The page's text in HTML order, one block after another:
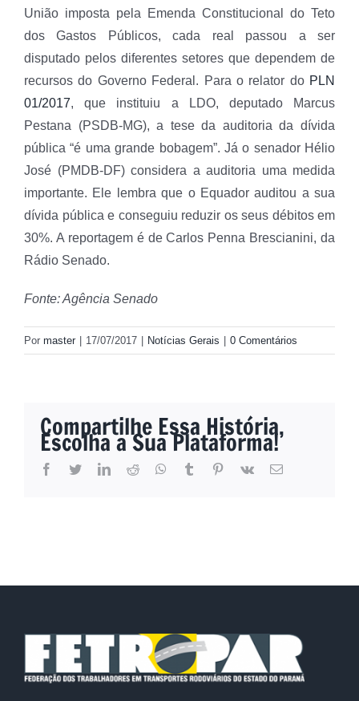
União imposta pela Emenda Constitucional do Teto
dos Gastos Públicos, cada real passou a ser
disputado pelos diferentes setores que dependem de
recursos do Governo Federal. Para o relator do PLN
01/2017, que instituiu a LDO, deputado Marcus
Pestana (PSDB-MG), a tese da auditoria da dívida
pública “é uma grande bobagem”. Já o senador Hélio
José (PMDB-DF) considera a auditoria uma medida
importante. Ele lembra que o Equador auditou a sua
dívida pública e conseguiu reduzir os seus débitos em
30%. A reportagem é de Carlos Penna Brescianini, da
Rádio Senado.
Fonte: Agência Senado
Por master 17/07/2017 Notícias Gerais 0 Comentários
Compartilhe Essa História,
Escolha a Sua Plataforma!
facebook
twitterlinkedinreddit whatsapptumblr pinterest
vk
E-